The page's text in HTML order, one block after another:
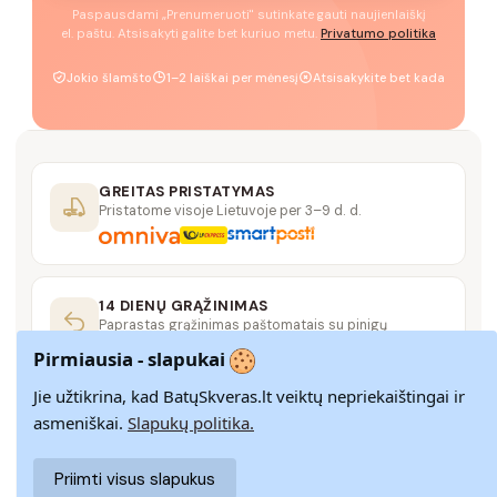
Paspausdami „Prenumeruoti" sutinkate gauti naujienlaiškį
el. paštu. Atsisakyti galite bet kuriuo metu. Privatumo politika
Jokio šlamšto 1–2 laiškai per mėnesį Atsisakykite bet kada
GREITAS PRISTATYMAS
Pristatome visoje Lietuvoje per 3–9 d. d.
14 DIENŲ GRĄŽINIMAS
Paprastas grąžinimas paštomatais su pinigų
SAUGUS MOKĖJIMAS
SSL šifravimas užtikrina aukščiausią jūsų duomenų
saugumo lygį
Pirmiausia - slapukai
Jie užtikrina, kad BatųSkveras.lt veiktų nepriekaištingai ir
asmeniškai. Slapukų politika.
Priimti visus slapukus